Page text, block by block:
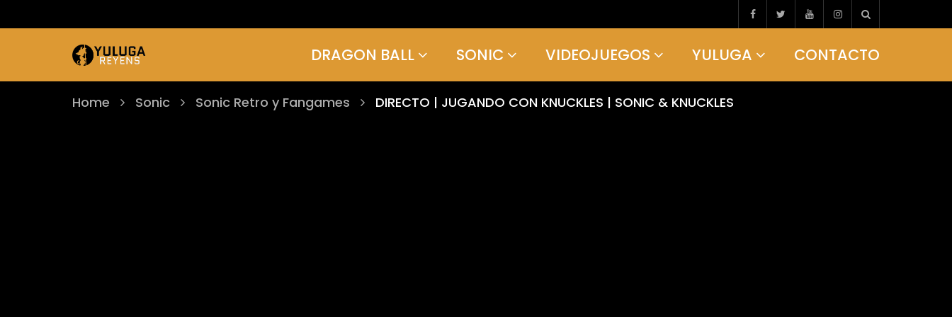
DRAGON BALL SONIC VIDEOJUEGOS YULUGA CONTACTO
Home Sonic Sonic Retro y Fangames DIRECTO | JUGANDO CON KNUCKLES | SONIC & KNUCKLES